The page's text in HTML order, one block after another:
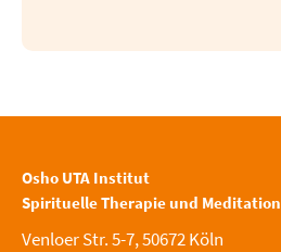
Osho UTA Institut
Spirituelle Therapie und Meditation
Venloer Str. 5-7, 50672 Köln